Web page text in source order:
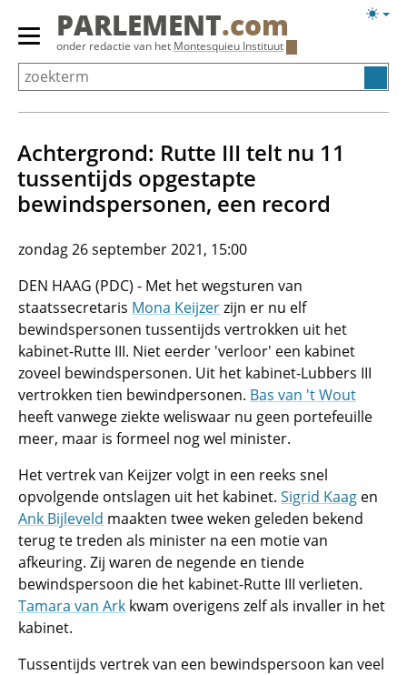
Overslaan
Primair
menu
tonen/verbergen
PARLEMENT.com
onder redactie van het Montesquieu Instituut
Achtergrond: Rutte III telt nu 11
tussentijds opgestapte
bewindspersonen, een record
zondag 26 september 2021, 15:00
DEN HAAG (PDC) - Met het wegsturen van
staatssecretaris Mona Keijzerzijn er nu elf
bewindspersonen tussentijds vertrokken uit het
kabinet-Rutte III. Niet eerder 'verloor' een kabinet
zoveel bewindspersonen. Uit het kabinet-Lubbers III
vertrokken tien bewindpersonen. Bas van 't Wout
heeft vanwege ziekte weliswaar nu geen portefeuille
meer, maar is formeel nog wel minister.
Het vertrek van Keijzer volgt in een reeks snel
opvolgende ontslagen uit het kabinet. Sigrid Kaag en
Ank Bijleveld maakten twee weken geleden bekend
terug te treden als minister na een motie van
afkeuring. Zij waren de negende en tiende
bewindspersoon die het kabinet-Rutte III verlieten.
Tamara van Ark kwam overigens zelf als invaller in het
kabinet.
Tussentijds vertrek van een bewindspersoon kan veel